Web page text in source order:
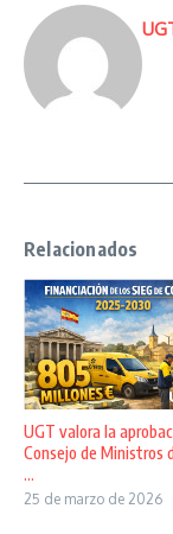
Relacionados
UGT valora la
Consejo de Ministros
...
25 de marzo de 2026